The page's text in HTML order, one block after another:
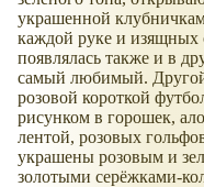
украшенной
каждой руке и изящных
появлялась также и в
самый любимый.
розовой короткой
рисунком в горошек,
лентой, розовых
украшены розовым и
золотыми серёжками-